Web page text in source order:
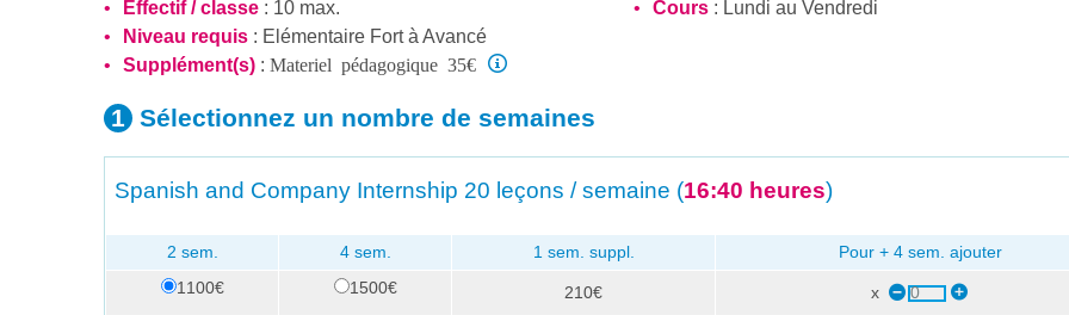
Effectif / classe : 10 max.
Niveau requis : Elémentaire Fortà Avancé
Cours : Lundi au Vendredi
Supplément(s) : Materiel pédagogique 35€
Sélectionnez un nombre de semaines
Spanish and Company Internship 20 leçons / semaine (16:40 heures)
2 sem. 4 sem. 1 sem. suppl.
Pour + 4 sem. ajouter
1100€
1500€ 210€ x